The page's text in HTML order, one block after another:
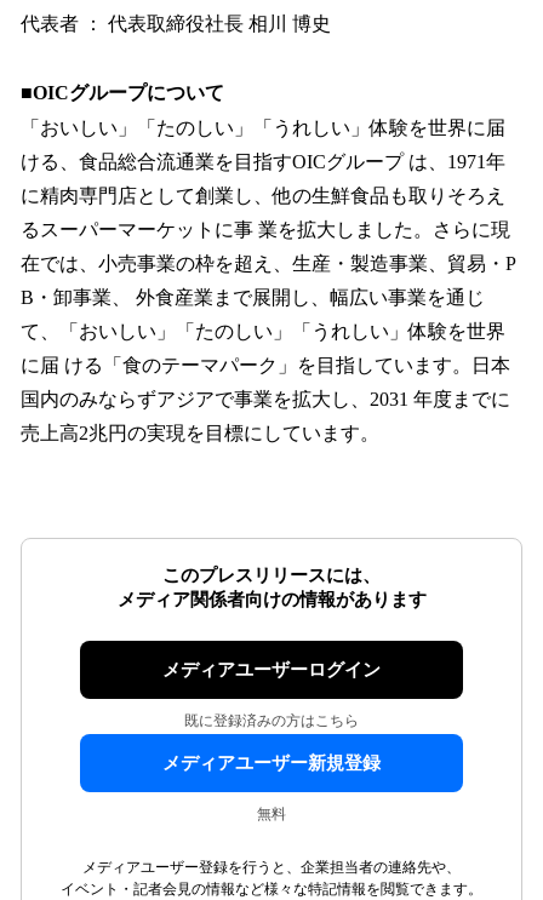
代表者 ： 代表取締役社長 相川 博史
■OICグループについて
「おいしい」「たのしい」「うれしい」体験を世界に届
ける、食品総合流通業を目指すOICグループ は、1971年
に精肉専門店として創業し、他の生鮮食品も取りそろえ
るスーパーマーケットに事 業を拡大しました。さらに現
在では、小売事業の枠を超え、生産・製造事業、貿易・P
B・卸事業、 外食産業まで展開し、幅広い事業を通じ
て、「おいしい」「たのしい」「うれしい」体験を世界
に届 ける「食のテーマパーク」を目指しています。日本
国内のみならずアジアで事業を拡大し、2031 年度までに
売上高2兆円の実現を目標にしています。
このプレスリリースには、
メディア関係者向けの情報があります
メディアユーザーログイン
既に登録済みの方はこちら
メディアユーザー新規登録
無料
メディアユーザー登録を行うと、企業担当者の連絡先や、
イベント・記者会見の情報など様々な特記情報を閲覧できます。